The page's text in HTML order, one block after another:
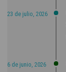
23 de julio, 2026
6 de junio, 2026